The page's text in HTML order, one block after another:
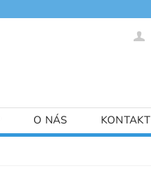
O NÁS
KONTAKT